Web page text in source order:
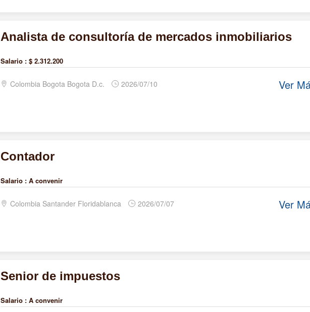
Analista de consultoría de mercados inmobiliarios
Salario : $ 2.312.200
Colombia Bogota Bogota D.c. 2026/07/10 Ver
Contador
Salario : A convenir
Colombia Santander Floridablanca 2026/07/07 Ver
Senior de impuestos
Salario : A convenir